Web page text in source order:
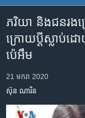
និង​
ចូល​
ទំព័រ​
ព័ត៌មាន​​
ម្តង
រំលង​
និង​
ហេឡូវីអូអេ
ព្រឹត្តិការណ៍ព័ត៌មាន
ទូរទស្សន៍ / វីដេអូ​
ភរិយា និង​ជនរង
ក្រោយ​ប្តី​ស្លាប់​ដ
ប៉េអឹម
21 មករា 2020
ស៊ុន ណារិន